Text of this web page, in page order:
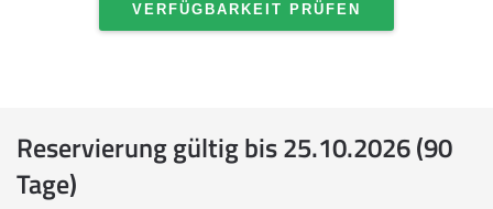
VERFÜGBARKEIT PRÜFEN
Reservierung gültig bis 25.10.2026 (90
Tage)